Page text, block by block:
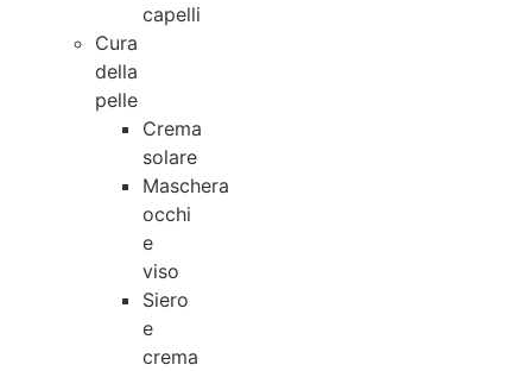
capelli
Cura
della
pelle
Crema
solare
Maschera
occhi
e
viso
Siero
e
crema